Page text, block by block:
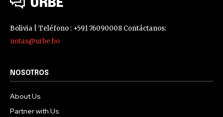
URBE
Bolivia | Teléfono : +591 76090008 Contáctanos:
notas@urbe.bo
NOSOTROS
About Us
Partner with Us